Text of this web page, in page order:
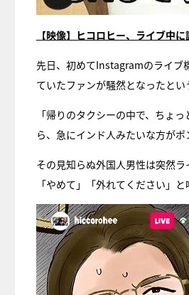
【映像】ヒコロヒー、ライブ中
先日、初めてInstagramのライブ
ていたファンが騒然となったとい
「帰りのタクシーの中で、ちょ
ら、急にインド人みたいな方が
その見知らぬ外国人男性は突然
「やめて」「外れてください」